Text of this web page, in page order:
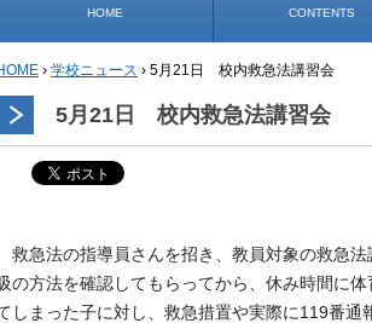
HOME CONTENTS
学校から
安心・安全
1年生
2年生
3年生
4年生
5年生
6年生
事務・保健室から
児童会・部活から
研修
小中連携事業
その他
› 学校ニュース › 5月21日 校内救急法講習会
5月21日 校内救急法講習会
救急法の指導員さんを招き、教員対象の救急
の方法を確認してもらってから、休み時間に
しまった子に対し、救急措置や実際に119番